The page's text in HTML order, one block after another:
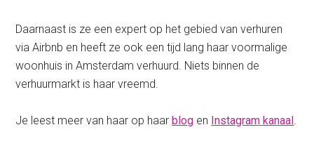
Daarnaast is ze een expert op het gebied van verhuren
via Airbnb en heeft ze ook een tijd lang haar voormalige
woonhuis in Amsterdam verhuurd. Niets binnen de
verhuurmarkt is haar vreemd.
Je leest meer van haar op haarblog en Instagram kanaal